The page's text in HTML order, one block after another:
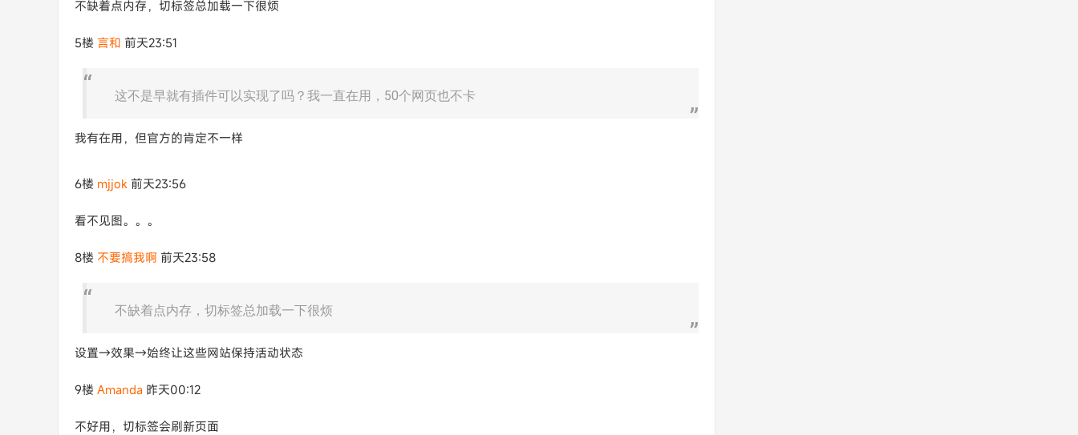
不缺着点内存，切标签总加载一下很烦
5楼 言和 前天23:51
这不是早就有插件可以实现了吗？我一直在用，50个网页也不卡
我有在用，但官方的肯定不一样
6楼 mjjok 前天23:56
看不见图。。。
8楼 不要搞我啊 前天23:58
不缺着点内存，切标签总加载一下很烦
设置→效果→始终让这些网站保持活动状态
9楼 Amanda 昨天00:12
不好用，切标签会刷新页面